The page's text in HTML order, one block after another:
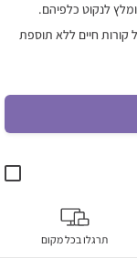
לנקוט כלפיהם.
קורות חיים ללא תוספת
תרגלו בכל מקום